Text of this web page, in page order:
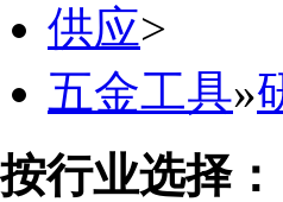
供应>
五金工具»
按行业选择：